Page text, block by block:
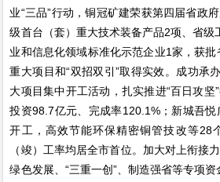
业“三品”行动，铜冠矿建荣获第四届省政
级首台（套）重大技术装备产品2项、省级
业和信息化领域标准化示范企业1家，获批
重大项目和“双招双引”取得实效。成功承
大项目集中开工活动，扎实推进“百日攻坚
投资98.7亿元、完成率120.1%；新城吾
开工，高效节能环保精密铜管技改等28
（竣）工率均居全市首位。加大对上衔接
绿色发展、“三重一创”、制造强省等专项